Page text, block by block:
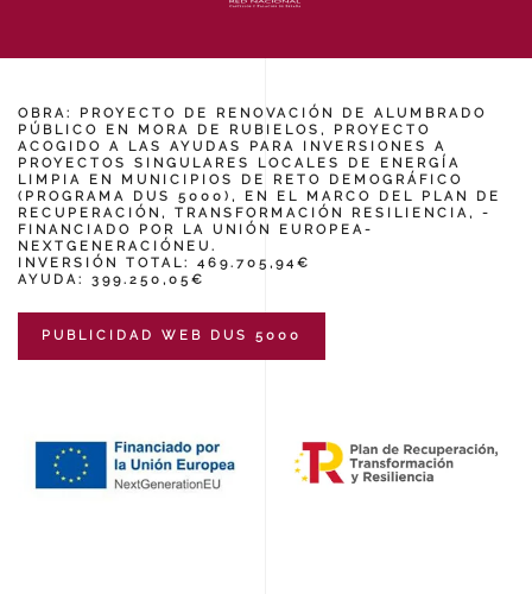
OBRA: PROYECTO DE RENOVACIÓN DE ALUMBRADO
PÚBLICO EN MORA DE RUBIELOS, PROYECTO
ACOGIDO A LAS AYUDAS PARA INVERSIONES A
PROYECTOS SINGULARES LOCALES DE ENERGÍA
LIMPIA EN MUNICIPIOS DE RETO DEMOGRÁFICO
(PROGRAMA DUS 5000), EN EL MARCO DEL PLAN DE
RECUPERACIÓN, TRANSFORMACIÓN RESILIENCIA, -
FINANCIADO POR LA UNIÓN EUROPEA-
NEXTGENERACIÓNEU.
INVERSIÓN TOTAL: 469.705,94€
AYUDA: 399.250,05€
PUBLICIDAD WEB DUS 5000